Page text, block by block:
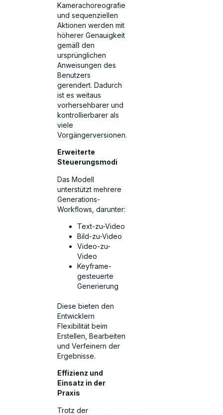
Kamerachoreografie
und sequenziellen
Aktionen werden mit
höherer Genauigkeit
gemäß den
ursprünglichen
Anweisungen des
Benutzers
gerendert. Dadurch
ist es weitaus
vorhersehbarer und
kontrollierbarer als
viele
Vorgängerversionen.
Erweiterte
Steuerungsmodi
Das Modell
unterstützt mehrere
Generations-
Workflows, darunter:
Text-zu-Video
Bild-zu-Video
Video-zu-
Video
Keyframe-
gesteuerte
Generierung
Diese bieten den
Entwicklern
Flexibilität beim
Erstellen, Bearbeiten
und Verfeinern der
Ergebnisse.
Effizienz und
Einsatz in der
Praxis
Trotz der